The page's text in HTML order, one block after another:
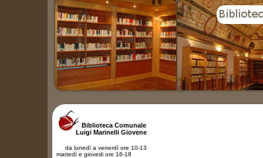
Biblioteca Comunale
Luigi Marinelli Giovene
da lunedì a venerdì ore 10-13
martedì e giovedi ore 16-18